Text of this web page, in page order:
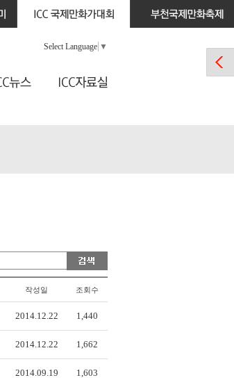
Select Language ▼
작성일 조회수
2014.12.22 1,440
2014.12.22 1,662
2014.09.19 1,603